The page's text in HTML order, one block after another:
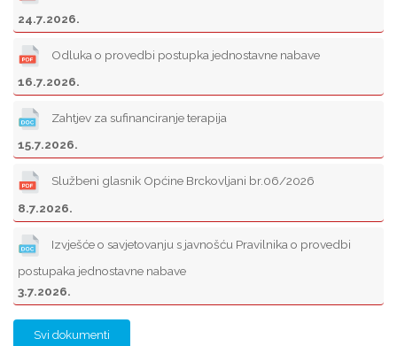
24.7.2026.
Odluka o provedbi postupka jednostavne nabave
16.7.2026.
Zahtjev za sufinanciranje terapija
15.7.2026.
Službeni glasnik Općine Brckovljani br.06/2026
8.7.2026.
Izvješće o savjetovanju s javnošću Pravilnika o provedbi
postupaka jednostavne nabave
3.7.2026.
Svi dokumenti